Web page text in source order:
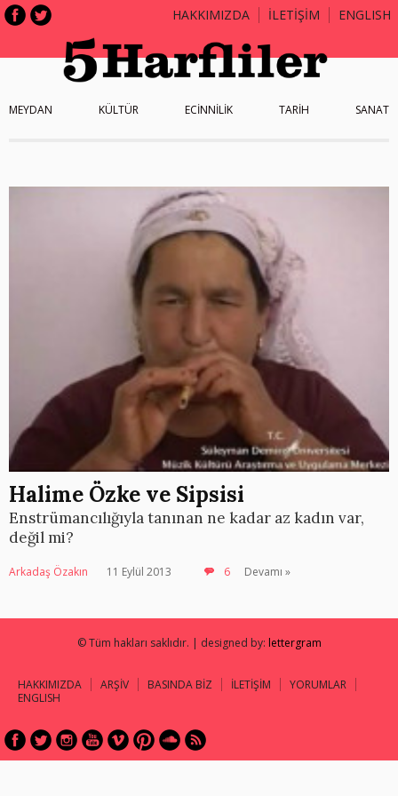
HAKKIMIZDA İLETİŞİM ENGLISH
MEYDAN KÜLTÜR ECİNNİLİK TARİH SANAT
Halime Özke ve Sipsisi
Enstrümancılığıyla tanınan ne kadar az kadın var,
değil mi?
Arkadaş Özakın 11 Eylül 2013 6 Devamı »
© Tüm hakları saklıdır. | designed by: lettergram
HAKKIMIZDA ARŞİV BASINDA BİZ İLETİŞİM
YORUMLAR
ENGLISH